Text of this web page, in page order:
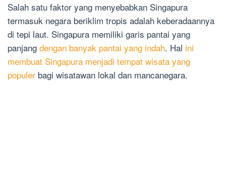
Salah satu faktor yang menyebabkan Singapura
termasuk negara beriklim tropis adalah keberadaannya
di tepi laut. Singapura memiliki garis pantai yang
panjang dengan banyak pantai yang indah. Hal ini
membuat Singapura menjadi tempat wisata yang
populer bagi wisatawan lokal dan mancanegara.